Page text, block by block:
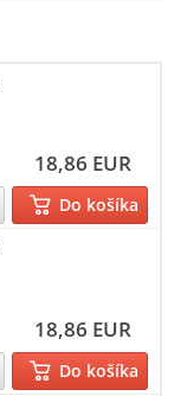
18,86 EUR
Do košíka
18,86 EUR
Do košíka